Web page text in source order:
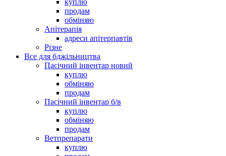
куплю
продам
обміняю
Апітерапія
адреси апітерпавтів
Різне
Все для бджільництва
Пасічний інвентар новий
куплю
обміняю
продам
Пасічний інвентар б/в
куплю
обміняю
продам
Ветпрепарати
куплю